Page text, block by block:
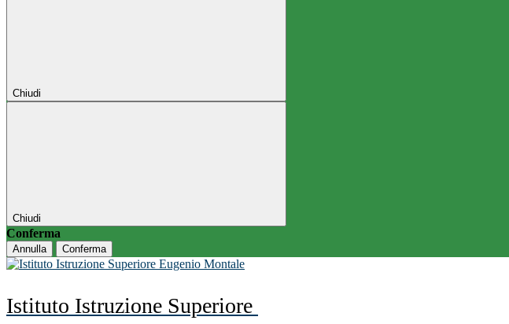
Chiudi
Chiudi
Conferma
Annulla Conferma
Istituto Istruzione Superiore